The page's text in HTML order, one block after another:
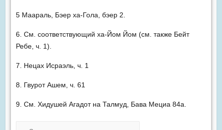
5 Маараль, Бэер ха-Гола, бэер 2.
6. См. соответствующий ха-Йом Йом (см. также Бейт
Ребе, ч. 1).
7. Нецах Исраэль, ч. 1
8. Гвурот Ашем, ч. 61
9. См. Хидушей Агадот на Талмуд, Бава Мециа 84a.